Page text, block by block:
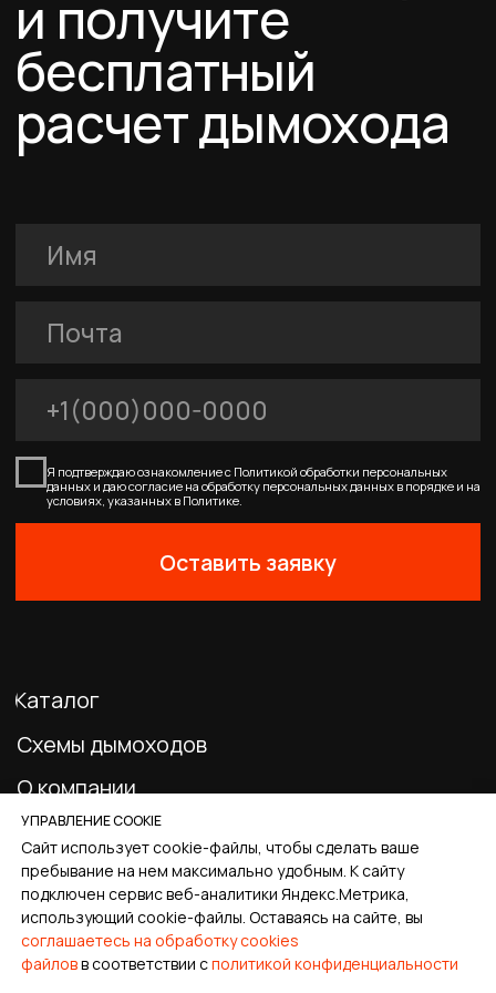
УПРАВЛЕНИЕ COOKIE
Сайт использует cookie-файлы, чтобы сделать ваше
пребывание на нем максимально удобным. К cайту
подключен сервис веб-аналитики Яндекс.Метрика,
использующий cookie-файлы. Оставаясь на сайте, вы
соглашаетесь на обработку cookies
файловв соответствии сполитикой конфиденциальности